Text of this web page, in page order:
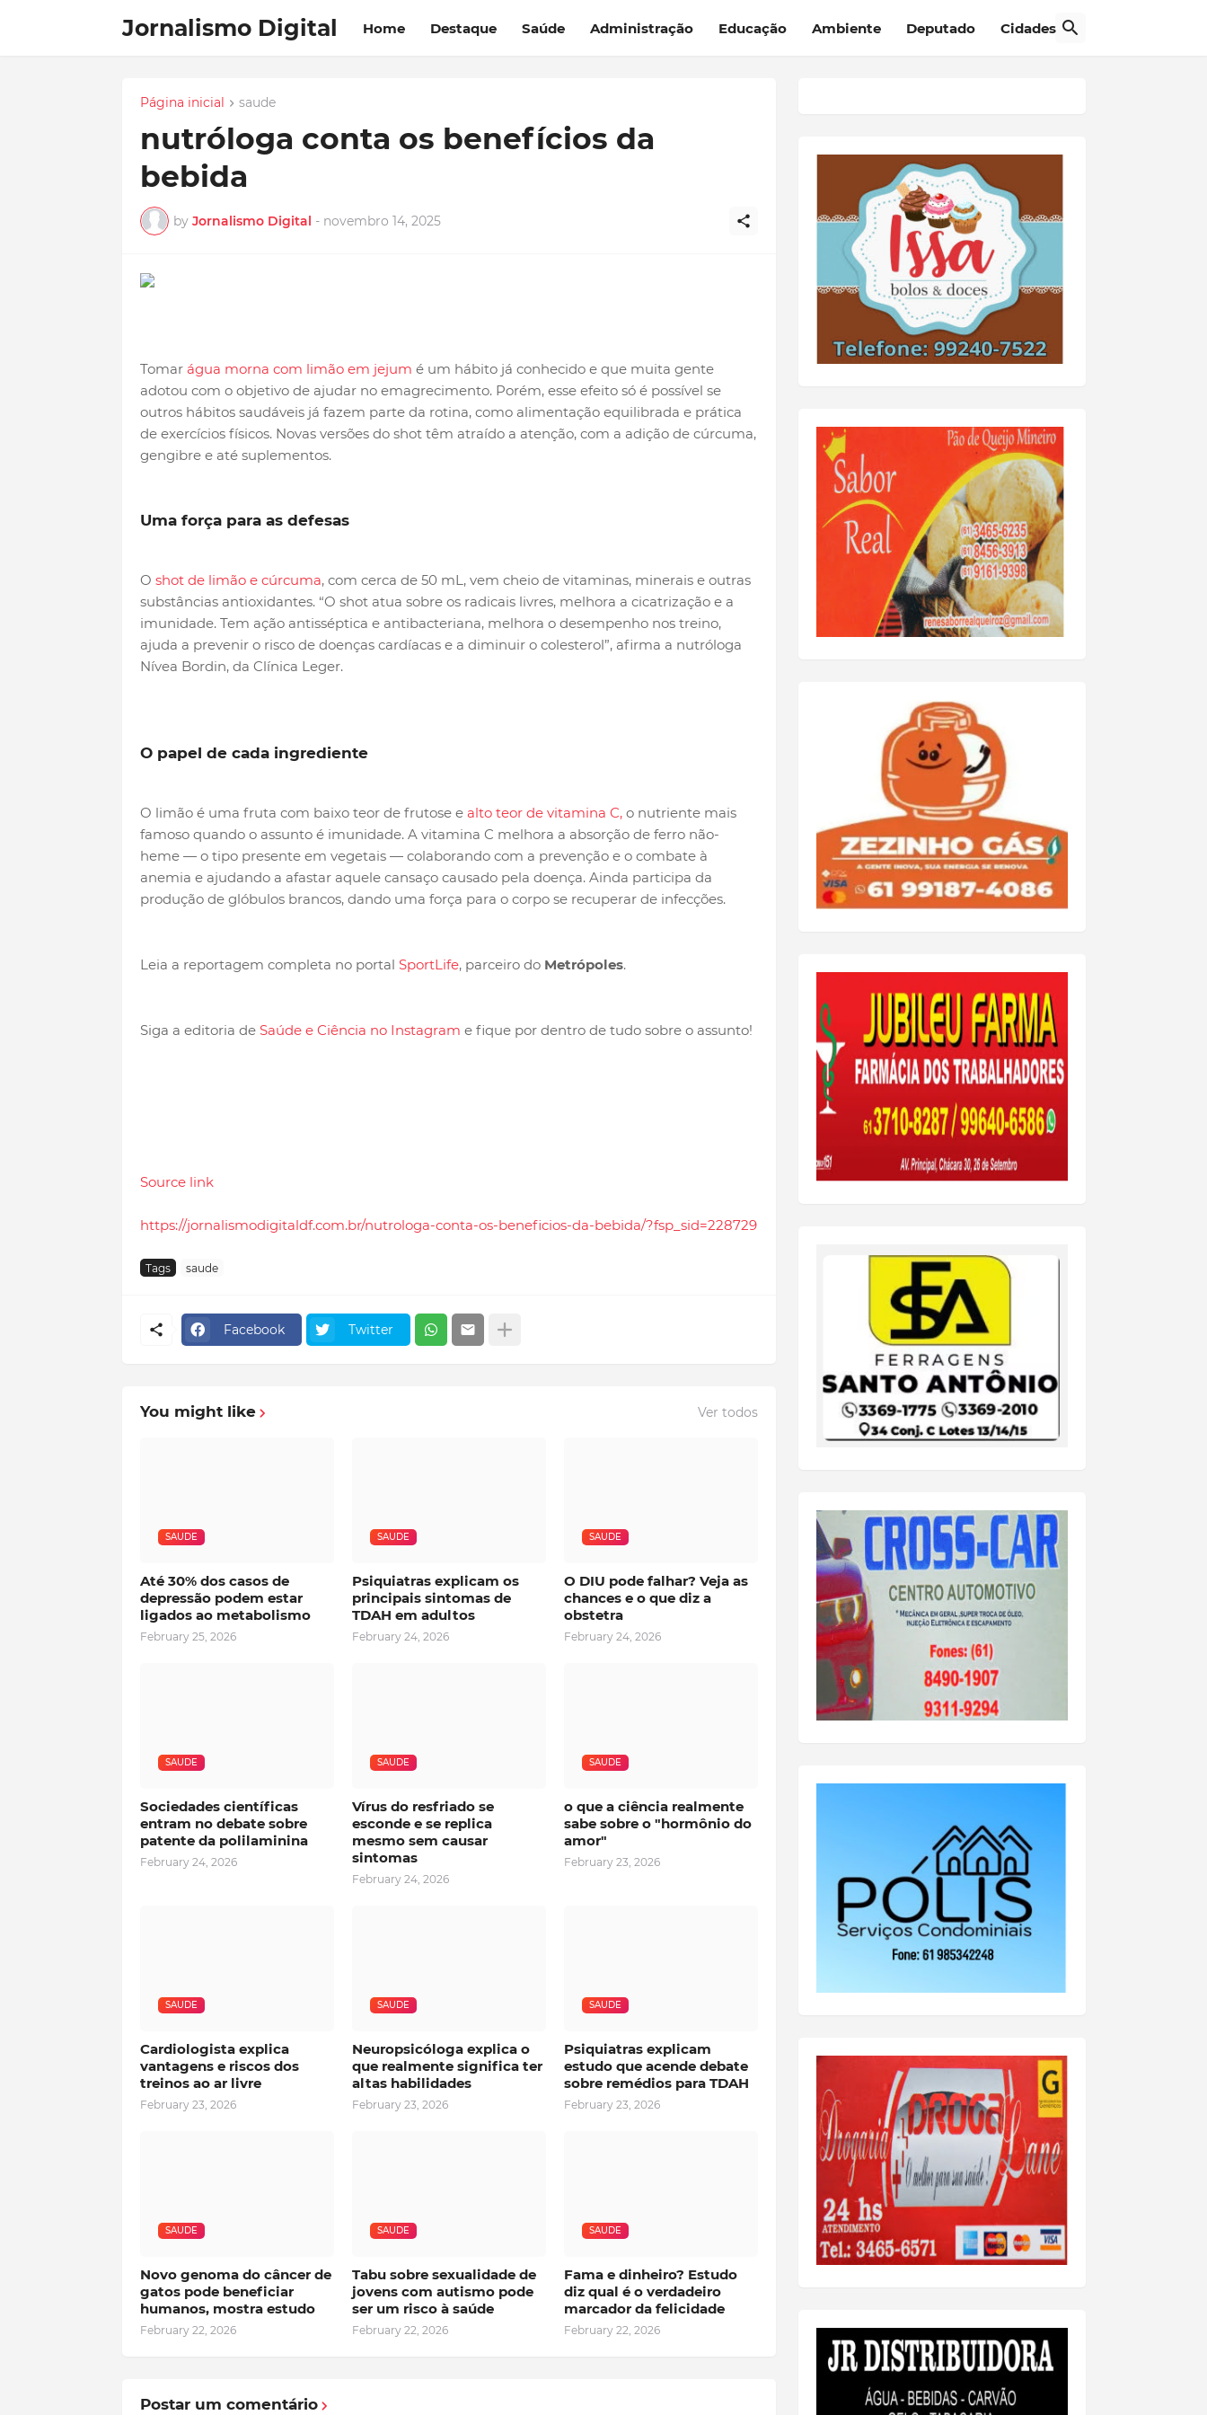
Jornalismo Digital Home Destaque Saúde Administração Educação Ambiente Deputado Cidades
Página inicial saude
nutróloga conta os benefícios da
bebida
by Jornalismo Digital - novembro 14, 2025
Tomar água morna com limão em jejum é um hábito já conhecido e que muita gente
adotou com o objetivo de ajudar no emagrecimento. Porém, esse efeito só é possível se
outros hábitos saudáveis já fazem parte da rotina, como alimentação equilibrada e prática
de exercícios físicos. Novas versões do shot têm atraído a atenção, com a adição de cúrcuma,
gengibre e até suplementos.
Uma força para as defesas
O shot de limão e cúrcuma, com cerca de 50 mL, vem cheio de vitaminas, minerais e outras
substâncias antioxidantes. “O shot atua sobre os radicais livres, melhora a cicatrização e a
imunidade. Tem ação antisséptica e antibacteriana, melhora o desempenho nos treino,
ajuda a prevenir o risco de doenças cardíacas e a diminuir o colesterol”, afirma a nutróloga
Nívea Bordin, da Clínica Leger.
O papel de cada ingrediente
O limão é uma fruta com baixo teor de frutose ealto teor de vitamina C,o nutriente mais
famoso quando o assunto é imunidade. A vitamina C melhora a absorção de ferro não-
heme — o tipo presente em vegetais — colaborando com a prevenção e o combate à
anemia e ajudando a afastar aquele cansaço causado pela doença. Ainda participa da
produção de glóbulos brancos, dando uma força para o corpo se recuperar de infecções.
Leia a reportagem completa no portal SportLife, parceiro do Metrópoles.
Siga a editoria deSaúde e Ciência no Instagram e fique por dentro de tudo sobre o assunto!
Source link
https://jornalismodigitaldf.com.br/nutrologa-conta-os-beneficios-da-bebida/?fsp_sid=228729
Tags saude
Facebook Twitter
You might like Ver todos
SAUDE
Até 30% dos casos de
depressão podem estar
ligados ao metabolismo
February 25, 2026
SAUDE
Psiquiatras explicam os
principais sintomas de
TDAH em adultos
February 24, 2026
SAUDE
O DIU pode falhar? Veja as
chances e o que diz a
obstetra
February 24, 2026
SAUDE
Sociedades científicas
entram no debate sobre
patente da polilaminina
February 24, 2026
SAUDE
Vírus do resfriado se
esconde e se replica
mesmo sem causar
sintomas
February 24, 2026
SAUDE
o que a ciência realmente
sabe sobre o "hormônio do
amor"
February 23, 2026
SAUDE
Cardiologista explica
vantagens e riscos dos
treinos ao ar livre
February 23, 2026
SAUDE
Neuropsicóloga explica o
que realmente significa ter
altas habilidades
February 23, 2026
SAUDE
Psiquiatras explicam
estudo que acende debate
sobre remédios para TDAH
February 23, 2026
SAUDE
Novo genoma do câncer de
gatos pode beneficiar
humanos, mostra estudo
February 22, 2026
SAUDE
Tabu sobre sexualidade de
jovens com autismo pode
ser um risco à saúde
February 22, 2026
SAUDE
Fama e dinheiro? Estudo
diz qual é o verdadeiro
marcador da felicidade
February 22, 2026
Postar um comentário